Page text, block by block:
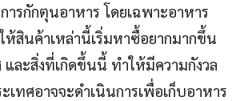
ารกักตุนอาหาร โดยเฉพาะอาหาร
ห้สินค้าเหล่านี้เริ่มหาซื้อยากมากขึ้น
ละสิ่งที่เกิดขึ้นนี้ ทำให้มีความกังวล
เทศอาจจะดำเนินการเพื่อเก็บอาหาร